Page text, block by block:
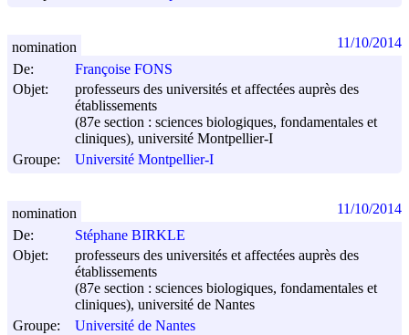
De:
Françoise FONS
Objet:
professeurs des universités et affectées auprès des
établissements
(87e section : sciences biologiques, fondamentales et
cliniques), université Montpellier-I
Groupe:
Université Montpellier-I
nomination 11/10/2014
De:
Stéphane BIRKLE
Objet:
professeurs des universités et affectées auprès des
établissements
(87e section : sciences biologiques, fondamentales et
cliniques), université de Nantes
Groupe:
Université de Nantes
nomination 11/10/2014